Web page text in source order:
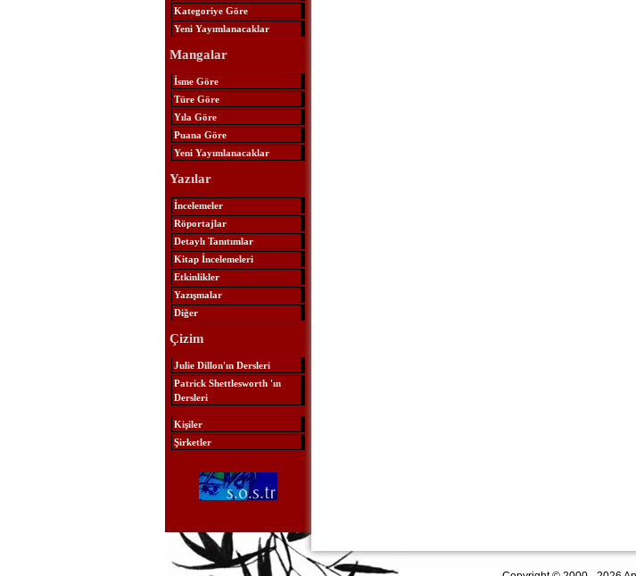
Kategoriye Göre
Yeni Yayımlanacaklar
Mangalar
İsme Göre
Türe Göre
Yıla Göre
Puana Göre
Yeni Yayımlanacaklar
Yazılar
İncelemeler
Röportajlar
Detaylı Tanıtımlar
Kitap İncelemeleri
Etkinlikler
Yazışmalar
Diğer
Çizim
Julie Dillon'ın Dersleri
Patrick Shettlesworth 'ın
Dersleri
Kişiler
Şirketler